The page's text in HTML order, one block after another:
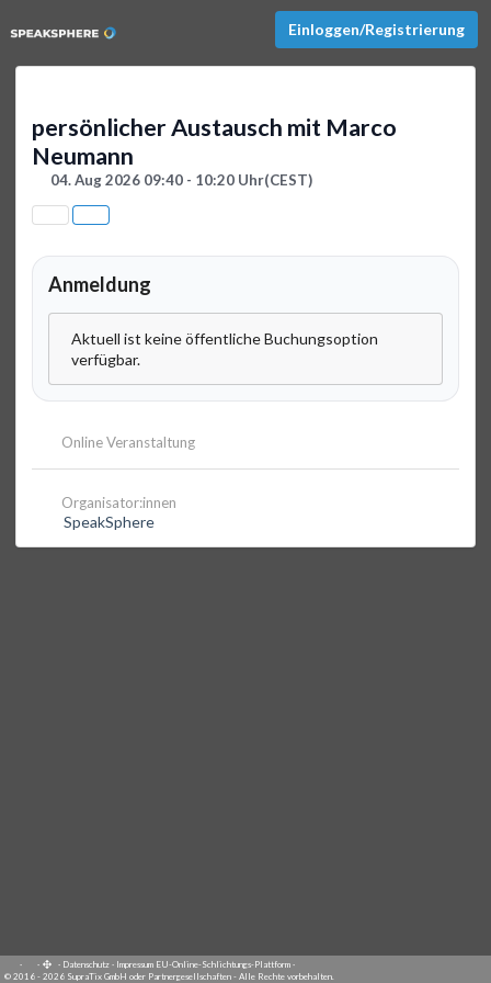
Einloggen/Registrierung
persönlicher Austausch mit Marco
Neumann
04. Aug 2026 09:40 - 10:20 Uhr(CEST)
Anmeldung
Aktuell ist keine öffentliche Buchungsoption
verfügbar.
Online Veranstaltung
Organisator:innen
SpeakSphere
· · · Datenschutz · Impressum EU-Online-Schlichtungs-Plattform ·
© 2016 - 2026 SupraTix GmbH oder Partnergesellschaften - Alle Rechte vorbehalten.